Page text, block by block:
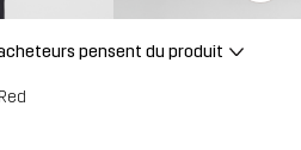
pensent du produit